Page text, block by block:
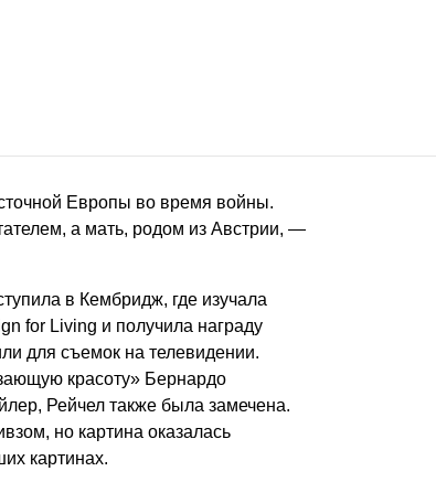
Европы во время войны.
а мать, родом из Австрии, —
в Кембридж, где изучала
for Living и получила награду
для съемок на телевидении.
красоту» Бернардо
Рейчел также была замечена.
но картина оказалась
картинах.